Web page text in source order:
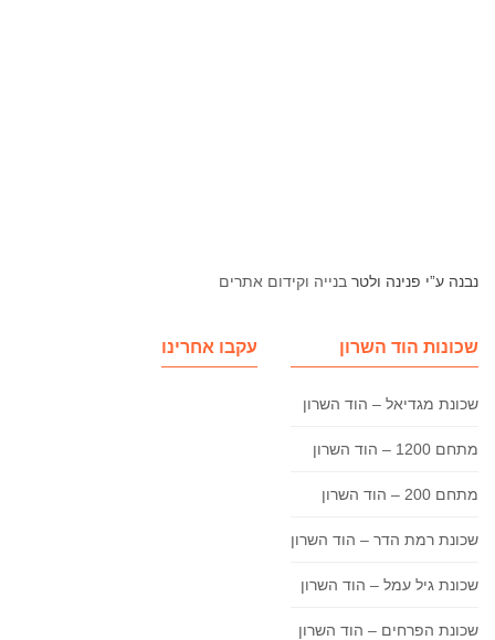
נבנה ע”י פנינה ולטר בנייה וקידום אתרים
שכונות הוד השרון
שכונת מגדיאל – הוד השרון
מתחם 1200 – הוד השרון
מתחם 200 – הוד השרון
שכונת רמת הדר – הוד השרון
שכונת גיל עמל – הוד השרון
שכונת הפרחים – הוד השרון
עקבו אחרינו